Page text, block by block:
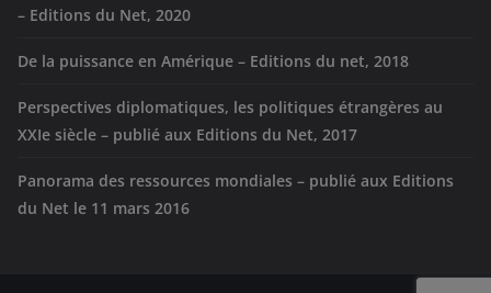
– Editions du Net, 2020
De la puissance en Amérique – Editions du net, 2018
Perspectives diplomatiques, les politiques étrangères au
XXIe siècle – publié aux Editions du Net, 2017
Panorama des ressources mondiales – publié aux Editions
du Net le 11 mars 2016